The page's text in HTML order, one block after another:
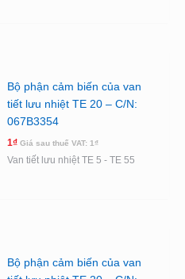
Bộ phận cảm biến của van
tiết lưu nhiệt TE 20 – C/N:
067B3354
1₫ Giá sau thuế VAT: 1₫
Van tiết lưu nhiệt TE 5 - TE 55
Bộ phận cảm biến của van